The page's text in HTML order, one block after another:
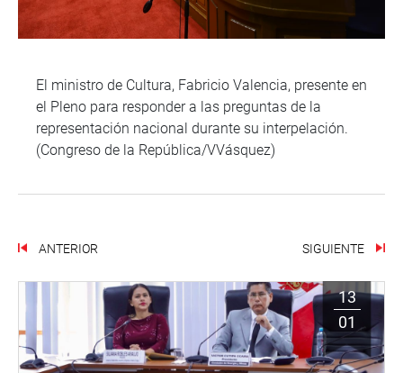
El ministro de Cultura, Fabricio Valencia, presente en
el Pleno para responder a las preguntas de la
representación nacional durante su interpelación.
(Congreso de la República/VVásquez)
ANTERIOR SIGUIENTE
13
01